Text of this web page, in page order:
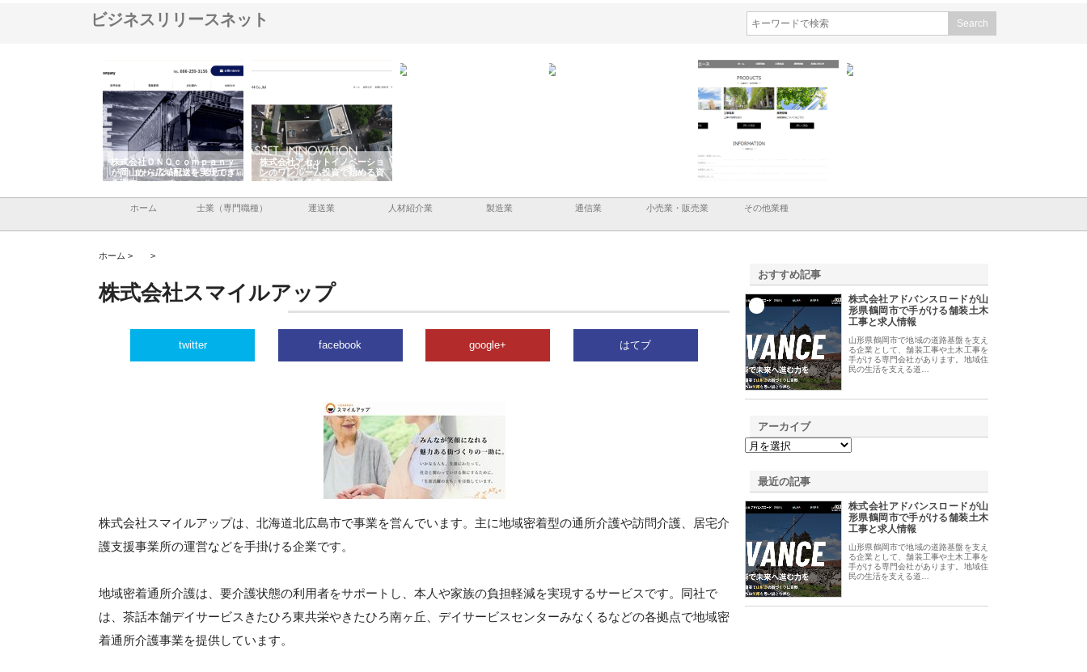
ビジネスリリースネット
株式会社ＯＮＯｃｏｍｐａｎｙ
が岡山から広域配送を実現でき
る理由
株式会社アセットイノベーショ
ンのワンルーム投資で始める資
産形成と老後準備
イトが提供する充実した情報内
ホーム 士業（専門職種） 運送業 人材紹介業 製造業 通信業 小売業・販売業 その他業種
ホーム > >
株式会社スマイルアップ
twitter facebook google+ はてブ
株式会社スマイルアップは、北海道北広島市で事業を営んでいます。主に地域密着型の通所介護や訪問介護、居宅介
護支援事業所の運営などを手掛ける企業です。
地域密着通所介護は、要介護状態の利用者をサポートし、本人や家族の負担軽減を実現するサービスです。同社で
は、茶話本舗デイサービスきたひろ東共栄やきたひろ南ヶ丘、デイサービスセンターみなくるなどの各拠点で地域密
着通所介護事業を提供しています。
おすすめ記事
株式会社アドバンスロードが山
形県鶴岡市で手がける舗装土木
工事と求人情報
山形県鶴岡市で地域の道路基盤を支え
る企業として、舗装工事や土木工事を
手がける専門会社があります。地域住
民の生活を支える道…
アーカイブ
最近の記事
株式会社アドバンスロードが山
形県鶴岡市で手がける舗装土木
工事と求人情報
山形県鶴岡市で地域の道路基盤を支え
る企業として、舗装工事や土木工事を
手がける専門会社があります。地域住
民の生活を支える道…